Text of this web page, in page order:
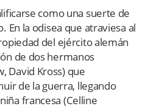
como una suerte de
En la odisea que atraviesa al
del ejército alemán
de dos hermanos
David Kross) que
de la guerra, llegando
francesa (Celline